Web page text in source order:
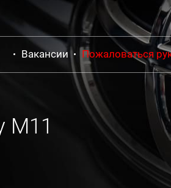
Вакансии Пожаловаться
M11